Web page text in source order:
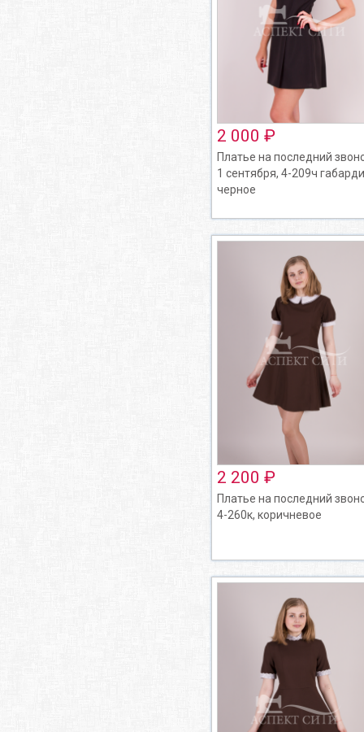
2 000 ₽
Платье на последний
1 сентября, 4-209ч
черное
2 200 ₽
Платье на последний
4-260к, коричневое